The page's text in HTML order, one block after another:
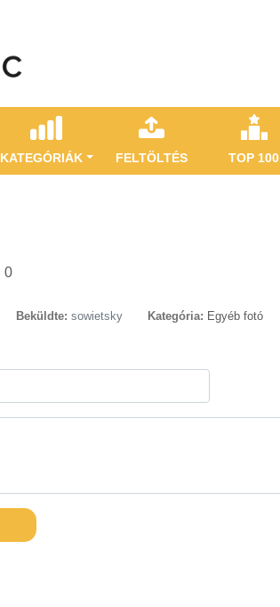
KATEGÓRIÁK FELTÖLTÉS TOP 100
0
Beküldte: sowietsky Kategória: Egyéb fotó